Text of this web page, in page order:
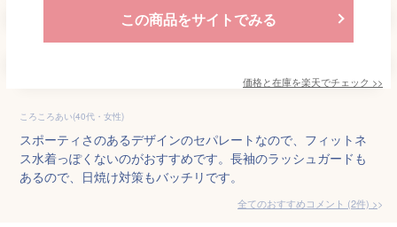
この商品をサイトでみる
価格と在庫を楽天でチェック >>
ころころあい(40代・女性)
スポーティさのあるデザインのセパレートなので、フィットネ
ス水着っぽくないのがおすすめです。長袖のラッシュガードも
あるので、日焼け対策もバッチリです。
全てのおすすめコメント (2件) >